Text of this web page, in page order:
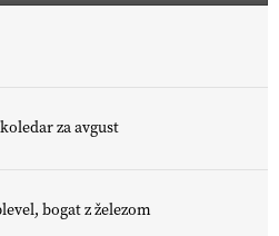
za avgust
bogat z železom